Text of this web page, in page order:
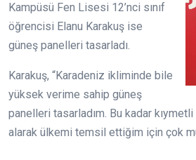
Kampüsü Fen Lisesi 12’nci sınıf
öğrencisi Elanu Karakuş ise
güneş panelleri tasarladı.
Karakuş, “Karadeniz ikliminde bile
yüksek verime sahip güneş
panelleri tasarladım. Bu kadar
alarak ülkemi temsil ettiğim için çok